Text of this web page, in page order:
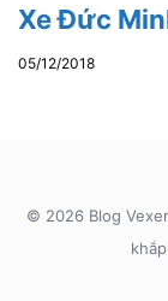
Xe Đức
05/12/2018
© 2026 Blog